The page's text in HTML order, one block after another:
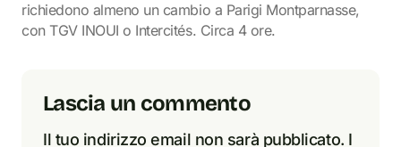
richiedono almeno un cambio a Parigi Montparnasse,
con TGV INOUI o Intercités. Circa 4 ore.
Lascia un commento
Il tuo indirizzo email non sarà pubblicato. I